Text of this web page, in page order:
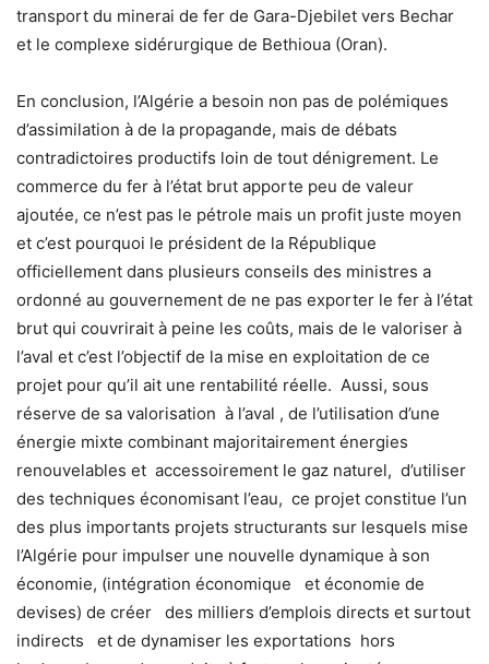
transport du minerai de fer de Gara-Djebilet vers Bechar
et le complexe sidérurgique de Bethioua (Oran).
En conclusion, l’Algérie a besoin non pas de polémiques
d’assimilation à de la propagande, mais de débats
contradictoires productifs loin de tout dénigrement. Le
commerce du fer à l’état brut apporte peu de valeur
ajoutée, ce n’est pas le pétrole mais un profit juste moyen
et c’est pourquoi le président de la République
officiellement dans plusieurs conseils des ministres a
ordonné au gouvernement de ne pas exporter le fer à l’état
brut qui couvrirait à peine les coûts, mais de le valoriser à
l’aval et c’est l’objectif de la mise en exploitation de ce
projet pour qu’il ait une rentabilité réelle. Aussi, sous
réserve de sa valorisation à l’aval , de l’utilisation d’une
énergie mixte combinant majoritairement énergies
renouvelables et accessoirement le gaz naturel, d’utiliser
des techniques économisant l’eau, ce projet constitue l’un
des plus importants projets structurants sur lesquels mise
l’Algérie pour impulser une nouvelle dynamique à son
économie, (intégration économique et économie de
devises) de créer des milliers d’emplois directs et surtout
indirects et de dynamiser les exportations hors